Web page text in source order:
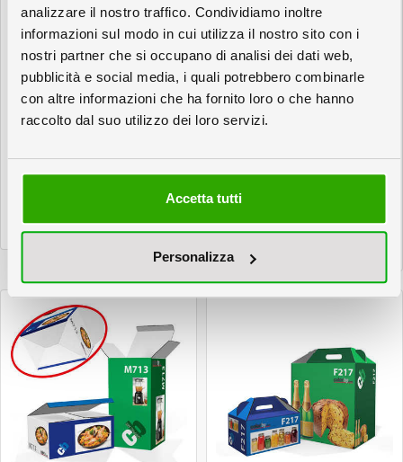
analizzare il nostro traffico. Condividiamo inoltre
informazioni sul modo in cui utilizza il nostro sito con i
nostri partner che si occupano di analisi dei dati web,
pubblicità e social media, i quali potrebbero combinarle
con altre informazioni che ha fornito loro o che hanno
raccolto dal suo utilizzo dei loro servizi.
Accetta tutti
Personalizza
Scatola M323 Scatola M416
in cartone ondulato